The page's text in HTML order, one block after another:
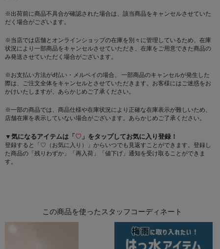
※出荷前に商品不具合が確認された場合は、該当商品をキャンセルさせていた
だく場合がございます。
※当店では店舗とオンラインショップの在庫を別々に管理しているため、在庫
状況により一部商品をキャンセルさせていただき、在庫をご用意できた商品の
み発送させていただく場合がございます。
※お支払い方法がd払い・メルペイの場合、 一部商品のキャンセルが発生した
際は、ご注文全体をキャンセルとさせていただきます。お客様にはご迷惑をお
かけいたしますが、あらかじめご了承ください。
※一部の商品では、商品仕様や在庫状況により正確な在庫表示が難しいため、
店舗在庫を表示していない場合がございます。あらかじめご了承ください。
▼気になるアイテムは「♡ 」をタップしてお気に入り登録！
登録すると「♡（お気に入り）」からいつでも見返すことができます。登録し
た商品の「残りわずか」「再入荷」「値下げ」通知を受け取ることができま
す。
この商品を使ったスタッフコーディネート